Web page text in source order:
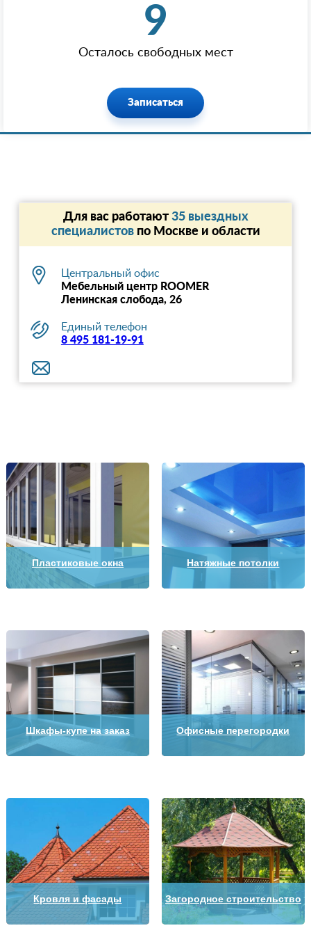
9
Осталось свободных мест
Записаться
Для вас работают35 выездных
специалистовпо Москве и области
Центральный офис
Мебельный центр ROOMER
Ленинская слобода, 26
Единый телефон
8 495 181-19-91
Пластиковые окна Натяжные потолки
Шкафы-купе на заказ Офисные перегородки
Кровля и фасады Загородное строительство